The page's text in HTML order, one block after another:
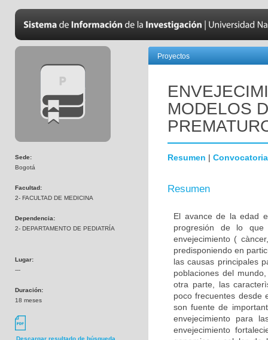
Sede:
Bogotá
Facultad:
2- FACULTAD DE MEDICINA
Dependencia:
2- DEPARTAMENTO DE PEDIATRÍA
Lugar:
---
Duración:
18 meses
Descargar resultado de búsqueda
Proyectos
MODELOS
Resumen | Convocatoria
Resumen
El avance de la edad
progresión de lo que
envejecimiento (
predisponiendo en
las causas principales
poblaciones del
otra parte, las
poco frecuentes desde
son fuente de
envejecimiento para
envejecimiento